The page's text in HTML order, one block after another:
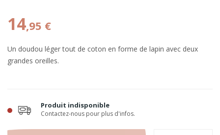
14,95 €
Un doudou léger tout de coton en forme de lapin avec deux
grandes oreilles.
Produit indisponible
Contactez-nous pour plus d'infos.